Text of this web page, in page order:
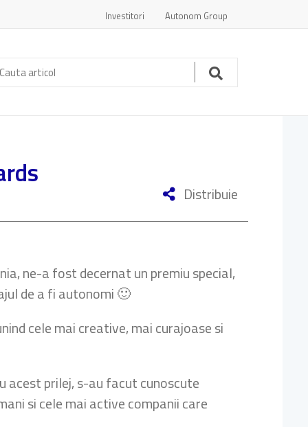
Investitori Autonom Group
Cauta
Distribuie
ne-a fost decernat un premiu special,
de a fi autonomi 🙂
cele mai creative, mai curajoase si
acest prilej, s-au facut cunoscute
si cele mai active companii care